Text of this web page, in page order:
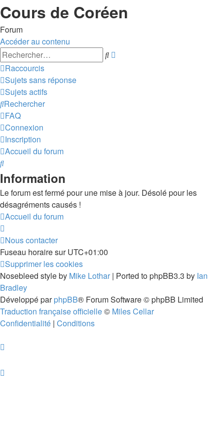
Cours de Coréen
Forum
Accéder au contenu
Rechercher
Raccourcis
Sujets sans réponse
Sujets actifs
Rechercher
FAQ
Connexion
Inscription
Accueil du forum
Rechercher
Information
Le forum est fermé pour une mise à jour. Désolé pour les
désagréments causés !
Accueil du forum
Nous contacter
Fuseau horaire surUTC+01:00
Supprimer les cookies
Nosebleed style by Mike Lothar | Ported to phpBB3.3 by Ian
Bradley
Développé parphpBB® Forum Software © phpBB Limited
Traduction française officielle© Miles Cellar
Confidentialité | Conditions